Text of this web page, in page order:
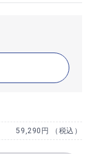
59,290円 （税込）